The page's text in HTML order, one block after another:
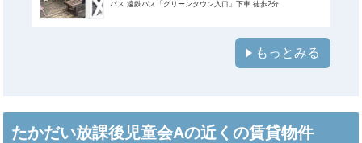
バス 遠鉄バス「グリーンタウン入口」下車 徒歩2分
もっとみる
たかだい放課後児童会Aの近くの賃貸物件